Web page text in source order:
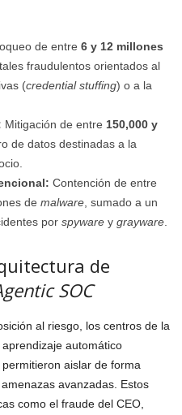
de entre 6 y 12 millones
fraudulentos orientados al
(credential stuffing) o a la
Mitigación de entre 150,000 y
de datos destinadas a la
Contención de entre
de malware, sumado a un
por spyware y grayware.
de
SOC
al riesgo, los centros de la
automático
aislar de forma
amenazas avanzadas. Estos
como el fraude del CEO,